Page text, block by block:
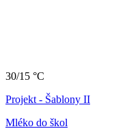
30/15 °C
Projekt - Šablony II
Mléko do škol